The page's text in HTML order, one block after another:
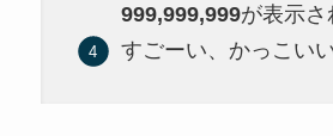
999,999,999が表示さ
すごーい、かっこい